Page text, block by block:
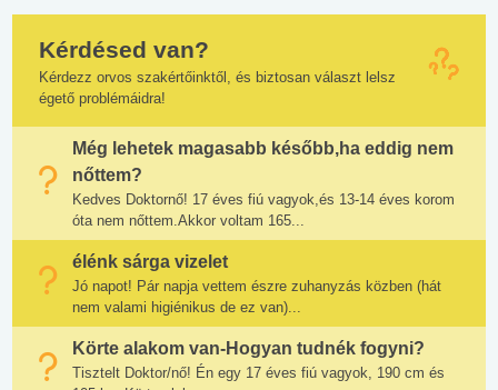
Kérdésed van?
Kérdezz orvos szakértőinktől, és biztosan választ lelsz
égető problémáidra!
Még lehetek magasabb később,ha eddig nem
nőttem?
Kedves Doktornő! 17 éves fiú vagyok,és 13-14 éves korom
óta nem nőttem.Akkor voltam 165...
élénk sárga vizelet
Jó napot! Pár napja vettem észre zuhanyzás közben (hát
nem valami higiénikus de ez van)...
Körte alakom van-Hogyan tudnék fogyni?
Tisztelt Doktor/nő! Én egy 17 éves fiú vagyok, 190 cm és